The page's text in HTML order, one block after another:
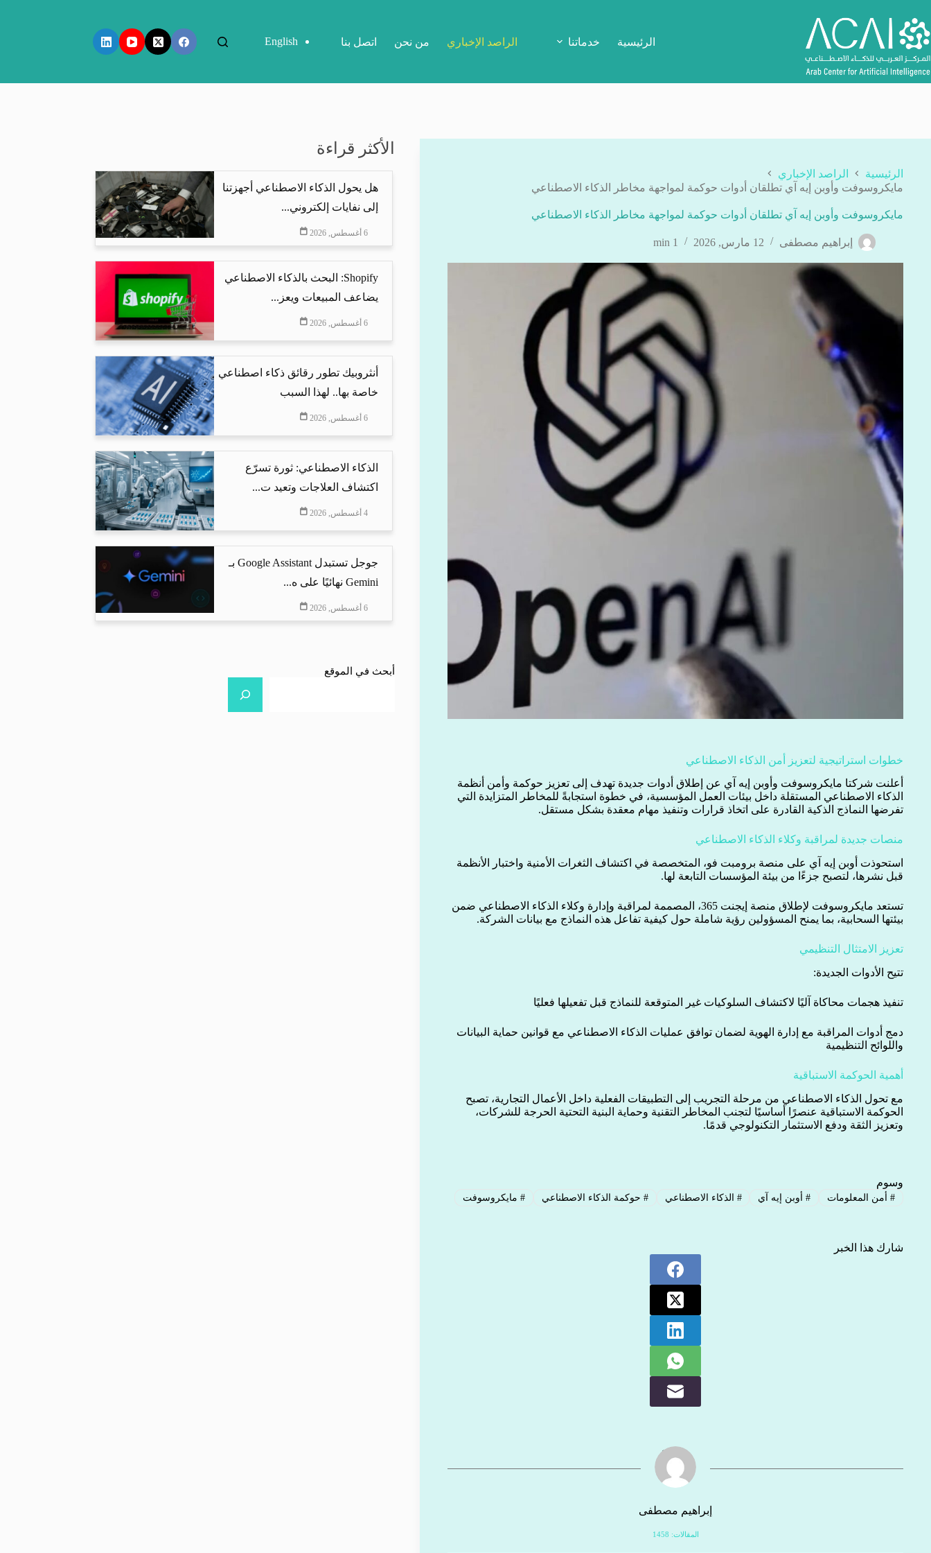
إلى
المحتوى
الرئيسية خدماتنا الراصد الإخباري من نحن اتصل بنا English
الرئيسية
الراصد الإخباري
مايكروسوفت وأوبن إيه آي تطلقان أدوات حوكمة لمواجهة مخاطر الذكاء الاصطناعي
مايكروسوفت وأوبن إيه آي تطلقان أدوات حوكمة لمواجهة مخاطر الذكاء الاصطناعي
إبراهيم مصطفى 12 مارس, 2026 1 min
خطوات استراتيجية لتعزيز أمن الذكاء الاصطناعي
أعلنت شركتا مايكروسوفت وأوبن إيه آي عن إطلاق أدوات جديدة تهدف إلى تعزيز حوكمة وأمن أنظمة
الذكاء الاصطناعي المستقلة داخل بيئات العمل المؤسسية، في خطوة استجابةً للمخاطر المتزايدة التي
تفرضها النماذج الذكية القادرة على اتخاذ قرارات وتنفيذ مهام معقدة بشكل مستقل.
منصات جديدة لمراقبة وكلاء الذكاء الاصطناعي
استحوذت أوبن إيه آي على منصة برومبت فو، المتخصصة في اكتشاف الثغرات الأمنية واختبار الأنظمة
قبل نشرها، لتصبح جزءًا من بيئة المؤسسات التابعة لها.
تستعد مايكروسوفت لإطلاق منصة إيجنت 365، المصممة لمراقبة وإدارة وكلاء الذكاء الاصطناعي ضمن
بيئتها السحابية، بما يمنح المسؤولين رؤية شاملة حول كيفية تفاعل هذه النماذج مع بيانات الشركة.
تعزيز الامتثال التنظيمي
تتيح الأدوات الجديدة:
تنفيذ هجمات محاكاة آليًا لاكتشاف السلوكيات غير المتوقعة للنماذج قبل تفعيلها فعليًا
دمج أدوات المراقبة مع إدارة الهوية لضمان توافق عمليات الذكاء الاصطناعي مع قوانين حماية البيانات
واللوائح التنظيمية
أهمية الحوكمة الاستباقية
مع تحول الذكاء الاصطناعي من مرحلة التجريب إلى التطبيقات الفعلية داخل الأعمال التجارية، تصبح
الحوكمة الاستباقية عنصرًا أساسيًا لتجنب المخاطر التقنية وحماية البنية التحتية الحرجة للشركات،
وتعزيز الثقة ودفع الاستثمار التكنولوجي قدمًا.
وسوم
#أمن المعلومات #أوبن إيه آي # الذكاء الاصطناعي # حوكمة الذكاء الاصطناعي # مايكروسوفت
شارك هذا الخبر
إبراهيم مصطفى
المقالات: 1458
الأكثر قراءة
هل يحول الذكاء الاصطناعي أجهزتنا
إلى نفايات إلكتروني...
6 أغسطس, 2026
Shopify: البحث بالذكاء الاصطناعي
يضاعف المبيعات ويعز...
6 أغسطس, 2026
أنثروبيك تطور رقائق ذكاء اصطناعي
خاصة بها.. لهذا السبب
6 أغسطس, 2026
الذكاء الاصطناعي: ثورة تسرّع
اكتشاف العلاجات وتعيد ت...
4 أغسطس, 2026
جوجل تستبدل Google Assistant بـ
Gemini نهائيًا على ه...
6 أغسطس, 2026
أبحث في الموقع